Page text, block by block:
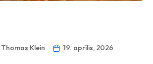
Klein
19. aprīlis, 2026